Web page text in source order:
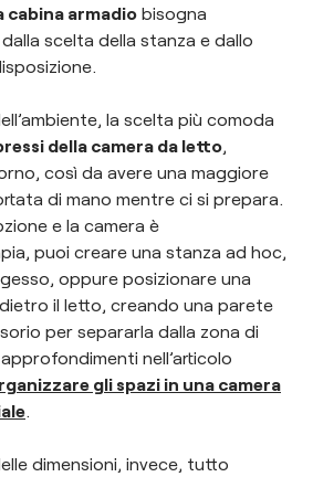
armadio bisogna
scelta della stanza e dallo
la scelta più comoda
della camera da letto,
così da avere una maggiore
di mano mentre ci si prepara.
e la camera è
puoi creare una stanza ad hoc,
oppure posizionare una
il letto, creando una parete
per separarla dalla zona di
nell’articolo
gli spazi in una camera
.
dimensioni, invece, tutto